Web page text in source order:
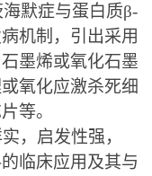
默症与蛋白质β-
机制 ，引出采用
墨烯或氧化石墨
氧化应激杀死细
等。
，启发性强，
临床应用及其与